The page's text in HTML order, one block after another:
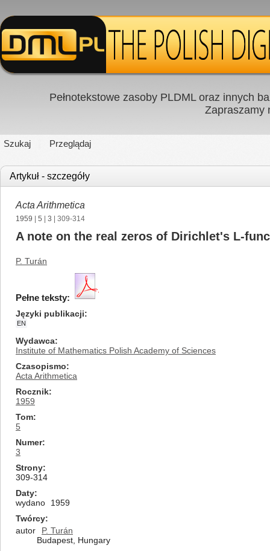
Pełnotekstowe zasoby PLDML oraz innych
Zapraszamy
Szukaj Przeglądaj
Artykuł - szczegóły
Acta Arithmetica
1959 5 3 | 309-314
A note on the real zeros of Dirichlet's L-
P. Turán
Pełne teksty:
Języki publikacji
EN
Wydawca
Institute of Mathematics Polish Academy of Sciences
Czasopismo
Acta Arithmetica
Rocznik
1959
Tom
5
Numer
3
Strony
309-314
Daty
wydano
1959
Twórcy
autor
P. Turán
Budapest, Hungary